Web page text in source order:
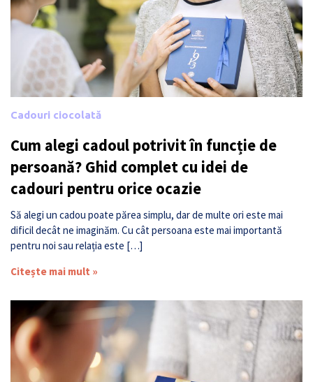
Cadouri ciocolată
Cum alegi cadoul potrivit în funcție de
persoană? Ghid complet cu idei de
cadouri pentru orice ocazie
Să alegi un cadou poate părea simplu, dar de multe ori este mai
dificil decât ne imaginăm. Cu cât persoana este mai importantă
pentru noi sau relația este […]
Citește mai mult »